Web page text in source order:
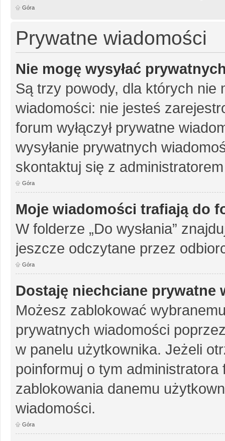
Góra
Prywatne wiadomości
Nie mogę wysyłać
Są trzy powody, dla których nie
wiadomości: nie jesteś
forum wyłączył prywatne
wysyłanie prywatnych
skontaktuj się z
Góra
Moje wiadomości trafiają do
W folderze „Do wysłania”
jeszcze odczytane przez
Góra
Dostaję niechciane prywatne
Możesz zablokować
prywatnych wiadomości
w panelu użytkownika. Jeżeli
poinformuj o tym
zablokowania danemu
wiadomości.
Góra